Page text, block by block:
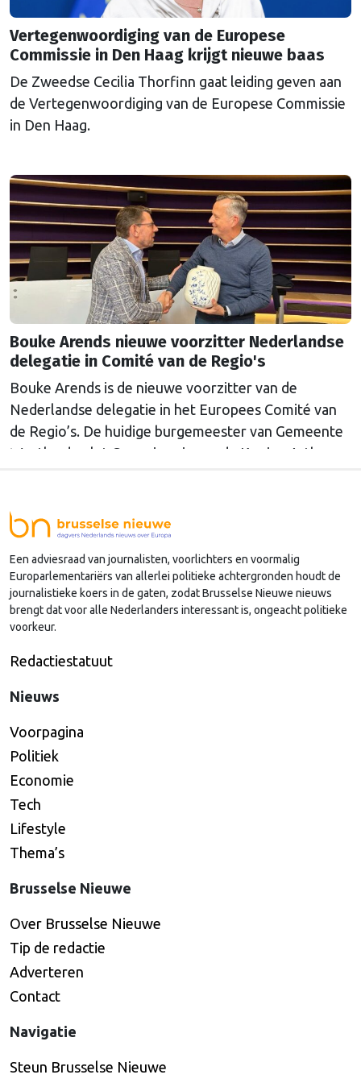
Vertegenwoordiging van de Europese
Commissie in Den Haag krijgt nieuwe baas
De Zweedse Cecilia Thorfinn gaat leiding geven aan
de Vertegenwoordiging van de Europese Commissie
in Den Haag.
Bouke Arends nieuwe voorzitter Nederlandse
delegatie in Comité van de Regio's
Bouke Arends is de nieuwe voorzitter van de
Nederlandse delegatie in het Europees Comité van
de Regio’s. De huidige burgemeester van Gemeente
Westland volgt Commissaris van de Koning Arthur
Nederlandse regio’s behoorlijk succesvol in hun
lobby in Brussel, en dat komt vooral omdat …
Continued
Een adviesraad van journalisten, voorlichters en voormalig
Europarlementariërs van allerlei politieke achtergronden houdt de
journalistieke koers in de gaten, zodat Brusselse Nieuwe nieuws
brengt dat voor alle Nederlanders interessant is, ongeacht politieke
voorkeur.
Redactiestatuut
Nieuws
Voorpagina
Politiek
Economie
Tech
Lifestyle
Thema’s
Brusselse Nieuwe
Over Brusselse Nieuwe
Tip de redactie
Adverteren
Contact
Navigatie
Steun Brusselse Nieuwe